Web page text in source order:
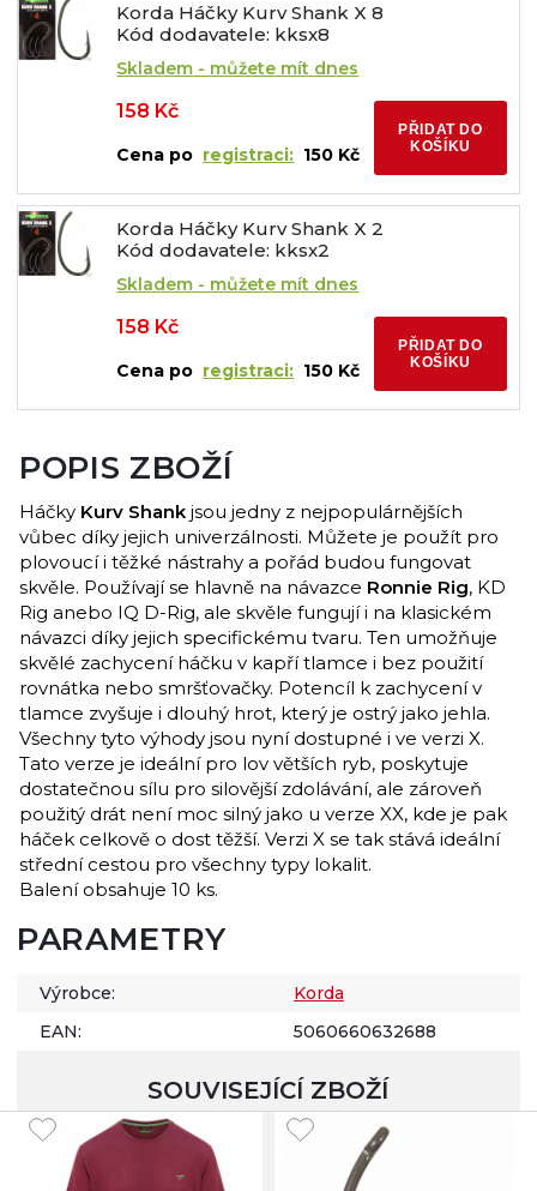
Korda Háčky Kurv Shank X 8
Kód dodavatele: kksx8
Skladem - můžete mít dnes
158 Kč
Cena po registraci: 150 Kč
PŘIDAT DO
KOŠÍKU
Korda Háčky Kurv Shank X 2
Kód dodavatele: kksx2
Skladem - můžete mít dnes
158 Kč
Cena po registraci: 150 Kč
PŘIDAT DO
KOŠÍKU
POPIS ZBOŽÍ
Háčky Kurv Shank jsou jedny z nejpopulárnějších
vůbec díky jejich univerzálnosti. Můžete je použít pro
plovoucí i těžké nástrahy a pořád budou fungovat
skvěle. Používají se hlavně na návazce Ronnie Rig, KD
Rig anebo IQ D-Rig, ale skvěle fungují i na klasickém
návazci díky jejich specifickému tvaru. Ten umožňuje
skvělé zachycení háčku v kapří tlamce i bez použití
rovnátka nebo smršťovačky. Potencíl k zachycení v
tlamce zvyšuje i dlouhý hrot, který je ostrý jako jehla.
Všechny tyto výhody jsou nyní dostupné i ve verzi X.
Tato verze je ideální pro lov větších ryb, poskytuje
dostatečnou sílu pro silovější zdolávání, ale zároveň
použitý drát není moc silný jako u verze XX, kde je pak
háček celkově o dost těžší. Verzi X se tak stává ideální
střední cestou pro všechny typy lokalit.
Balení obsahuje 10 ks.
PARAMETRY
Výrobce:
Korda
EAN:
5060660632688
SOUVISEJÍCÍ ZBOŽÍ